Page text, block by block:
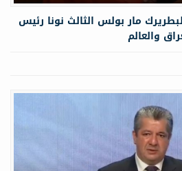
مار بولس الثالث نونا رئيس
والعالم